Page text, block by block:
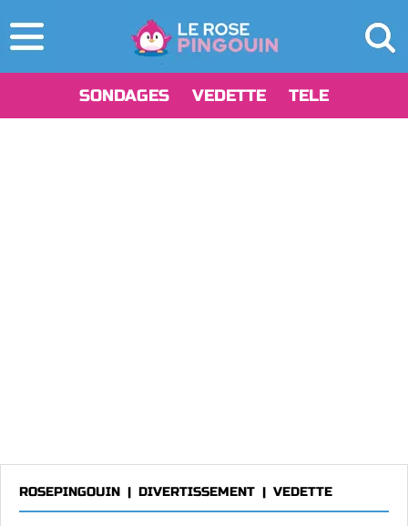
SONDAGES VEDETTE TELE
ROSEPINGOUIN | DIVERTISSEMENT | VEDETTE